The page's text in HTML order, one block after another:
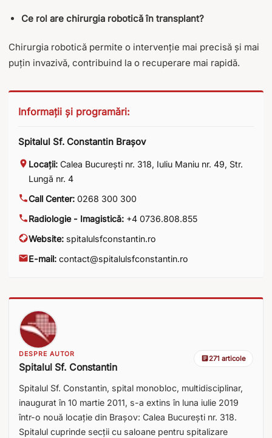
Ce rol are chirurgia robotică în transplant?
Chirurgia robotică permite o intervenție mai precisă și mai
puțin invazivă, contribuind la o recuperare mai rapidă.
Informații și programări:
Spitalul Sf. Constantin Brașov
Locații: Calea București nr. 318, Iuliu Maniu nr. 49, Str.
Lungă nr. 4
Call Center: 0268 300 300
Radiologie - Imagistică: +4 0736.808.855
Website: spitalulsfconstantin.ro
E-mail: contact@spitalulsfconstantin.ro
DESPRE AUTOR
Spitalul Sf. Constantin
271 articole
Spitalul Sf. Constantin, spital monobloc, multidisciplinar,
inaugurat în 10 martie 2011, s-a extins în luna iulie 2019
într-o nouă locație din Brașov: Calea București nr. 318.
Spitalul cuprinde secții cu saloane pentru spitalizare